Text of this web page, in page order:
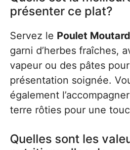
présenter ce plat?
Servez le Poulet
garni d’herbes fraîches,
vapeur ou des pâtes
présentation soignée.
également
terre rôties pour une
Quelles sont les